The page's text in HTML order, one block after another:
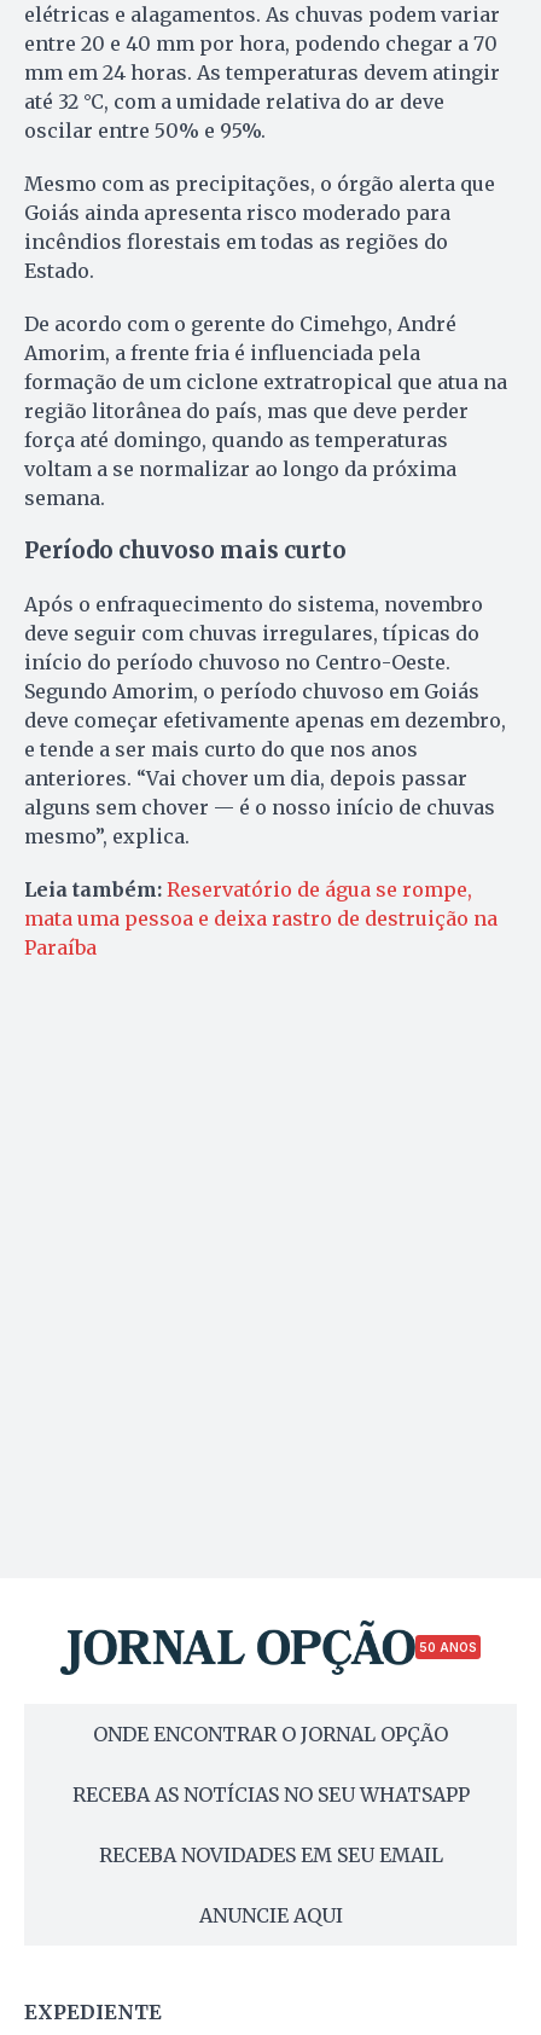
elétricas e alagamentos. As chuvas podem variar
entre 20 e 40 mm por hora, podendo chegar a 70
mm em 24 horas. As temperaturas devem atingir
até 32 °C, com a umidade relativa do ar deve
oscilar entre 50% e 95%.
Mesmo com as precipitações, o órgão alerta que
Goiás ainda apresenta risco moderado para
incêndios florestais em todas as regiões do
Estado.
De acordo com o gerente do Cimehgo, André
Amorim, a frente fria é influenciada pela
formação de um ciclone extratropical que atua na
região litorânea do país, mas que deve perder
força até domingo, quando as temperaturas
voltam a se normalizar ao longo da próxima
semana.
Período chuvoso mais curto
Após o enfraquecimento do sistema, novembro
deve seguir com chuvas irregulares, típicas do
início do período chuvoso no Centro-Oeste.
Segundo Amorim, o período chuvoso em Goiás
deve começar efetivamente apenas em dezembro,
e tende a ser mais curto do que nos anos
anteriores. “Vai chover um dia, depois passar
alguns sem chover — é o nosso início de chuvas
mesmo”, explica.
Leia também: Reservatório de água se rompe,
mata uma pessoa e deixa rastro de destruição na
Paraíba
50 ANOS
ONDE ENCONTRAR O JORNAL OPÇÃO
RECEBA AS NOTÍCIAS NO SEU WHATSAPP
RECEBA NOVIDADES EM SEU EMAIL
ANUNCIE AQUI
EXPEDIENTE